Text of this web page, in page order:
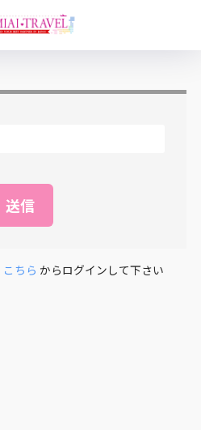
こちら からログインして下さい